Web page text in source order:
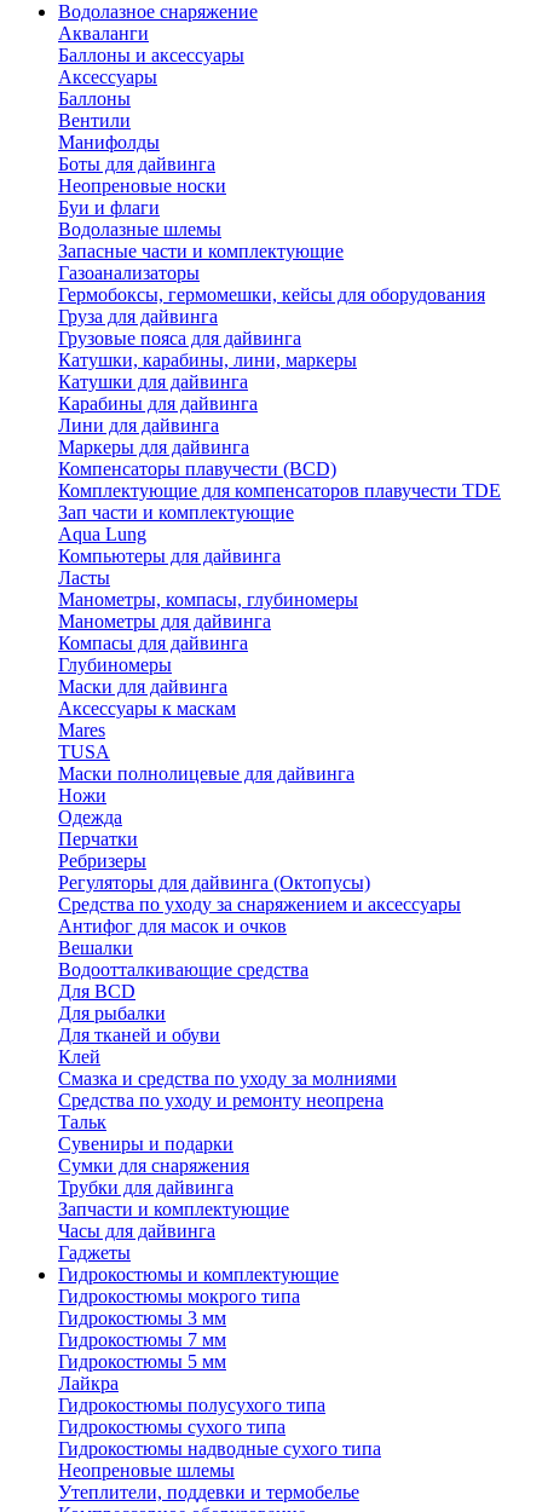
Водолазное снаряжение
Акваланги
Баллоны и аксессуары
Аксессуары
Баллоны
Вентили
Манифолды
Боты для дайвинга
Неопреновые носки
Буи и флаги
Водолазные шлемы
Запасные части и комплектующие
Газоанализаторы
Гермобоксы, гермомешки, кейсы для оборудования
Груза для дайвинга
Грузовые пояса для дайвинга
Катушки, карабины, лини, маркеры
Катушки для дайвинга
Карабины для дайвинга
Лини для дайвинга
Маркеры для дайвинга
Компенсаторы плавучести (BCD)
Комплектующие для компенсаторов плавучести TDE
Зап части и комплектующие
Aqua Lung
Компьютеры для дайвинга
Ласты
Манометры, компасы, глубиномеры
Манометры для дайвинга
Компасы для дайвинга
Глубиномеры
Маски для дайвинга
Аксессуары к маскам
Mares
TUSA
Маски полнолицевые для дайвинга
Ножи
Одежда
Перчатки
Ребризеры
Регуляторы для дайвинга (Октопусы)
Средства по уходу за снаряжением и аксессуары
Антифог для масок и очков
Вешалки
Водоотталкивающие средства
Для BCD
Для рыбалки
Для тканей и обуви
Клей
Смазка и средства по уходу за молниями
Средства по уходу и ремонту неопрена
Тальк
Сувениры и подарки
Сумки для снаряжения
Трубки для дайвинга
Запчасти и комплектующие
Часы для дайвинга
Гаджеты
Гидрокостюмы и комплектующие
Гидрокостюмы мокрого типа
Гидрокостюмы 3 мм
Гидрокостюмы 7 мм
Гидрокостюмы 5 мм
Лайкра
Гидрокостюмы полусухого типа
Гидрокостюмы сухого типа
Гидрокостюмы надводные сухого типа
Неопреновые шлемы
Утеплители, поддевки и термобелье